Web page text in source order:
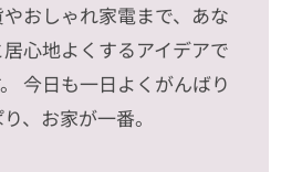
おしゃれ家電まで、あな
心地よくするアイデアで
今日も一日よくがんばり
、お家が一番。